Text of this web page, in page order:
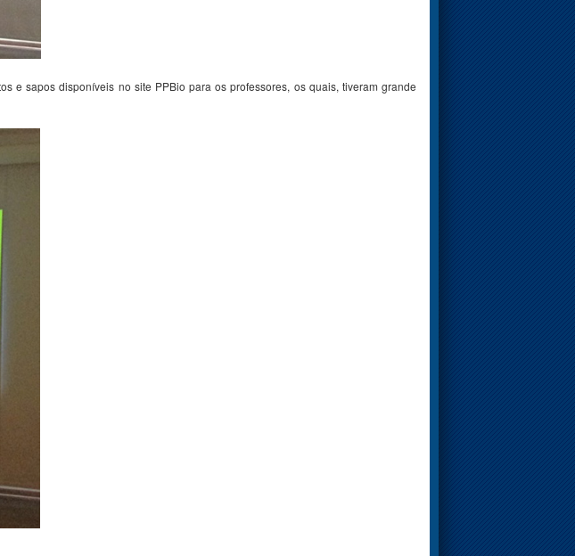
e sapos disponíveis no site PPBio para os professores, os quais, tiveram grande